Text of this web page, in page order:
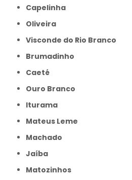
Capelinha
Oliveira
Visconde do Rio Branco
Brumadinho
Caeté
Ouro Branco
Iturama
Mateus Leme
Machado
Jaíba
Matozinhos